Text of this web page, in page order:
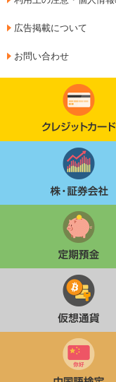
広告掲載について
お問い合わせ
クレジットカー
株・証券会社
定期貯金
仮想通貨
中国語検定